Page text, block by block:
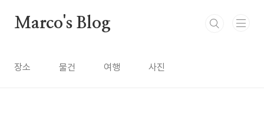
Marco's Blog
장소 물건 여행 사진